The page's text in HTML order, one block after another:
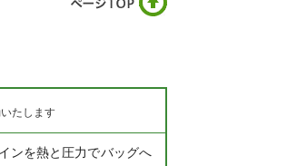
たします
ンを熱と圧力でバッグへ